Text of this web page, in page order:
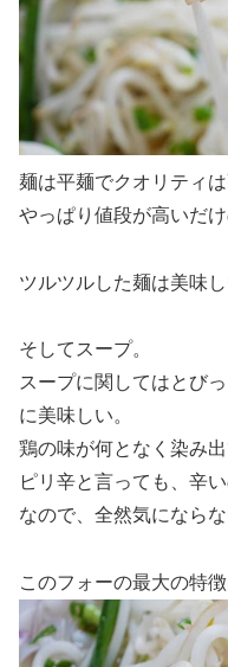
麺は平麺でクオリティは
やっぱり値段が高いだけ
ツルツルした麺は美味し
そしてスープ。
スープに関してはとび
に美味しい。
鶏の味が何となく染み
ピリ辛と言っても、辛
なので、全然気にならな
このフォーの最大の特